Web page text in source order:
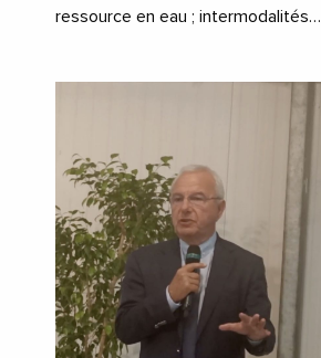
ressource en eau ; intermodalités…